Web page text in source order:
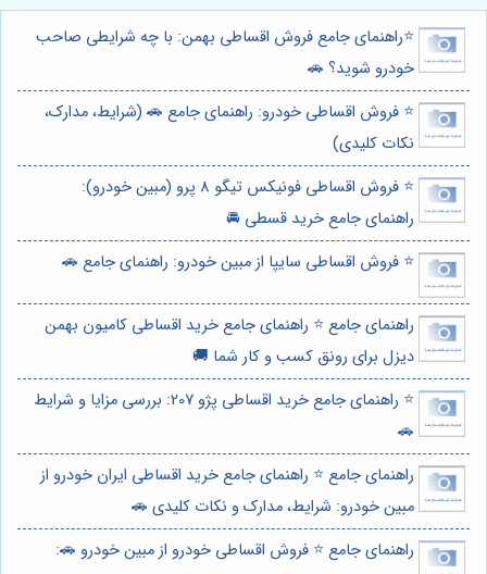
⭐️راهنمای جامع فروش اقساطی بهمن: با چه شرایطی صاحب
خودرو شوید؟ 🚗
⭐️ فروش اقساطی خودرو: راهنمای جامع 🚗 (شرایط، مدارک،
نکات کلیدی)
⭐️ فروش اقساطی فونیکس تیگو 8 پرو (مبین خودرو):
راهنمای جامع خرید قسطی 🚘
⭐️ فروش اقساطی سایپا از مبین خودرو: راهنمای جامع 🚗
راهنمای جامع ⭐️ راهنمای جامع خرید اقساطی کامیون بهمن
دیزل برای رونق کسب و کار شما 🚚
⭐️ راهنمای جامع خرید اقساطی پژو 207: بررسی مزایا و شرایط
🚗
راهنمای جامع ⭐️ راهنمای جامع خرید اقساطی ایران خودرو از
مبین خودرو: شرایط، مدارک و نکات کلیدی 🚗
راهنمای جامع ⭐️ فروش اقساطی خودرو از مبین خودرو 🚗: